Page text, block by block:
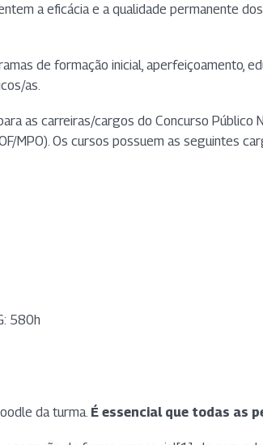
a eficácia e a qualidade permanente
de formação inicial, aperfeiçoamento,
as.
as carreiras/cargos do Concurso Público
MPO). Os cursos possuem as seguintes
580h
da turma. É essencial que todas as